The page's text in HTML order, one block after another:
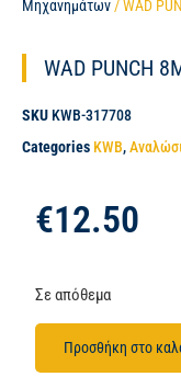
Μηχανημάτων / WAD
WAD PUNCH
SKU KWB-317708
Categories KWB,
€12.50
Σε απόθεμα
Προσθήκη στο